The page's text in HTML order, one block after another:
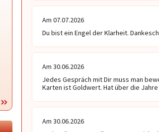
Segel richtig zu setzen
mich auf Dich ❤ ️✨
Am 07.07.2026
Du bist ein Engel der Klarheit.
Am 30.06.2026
Jedes Gespräch mit Dir muss man
Karten ist Goldwert. Hat über die
Am 30.06.2026